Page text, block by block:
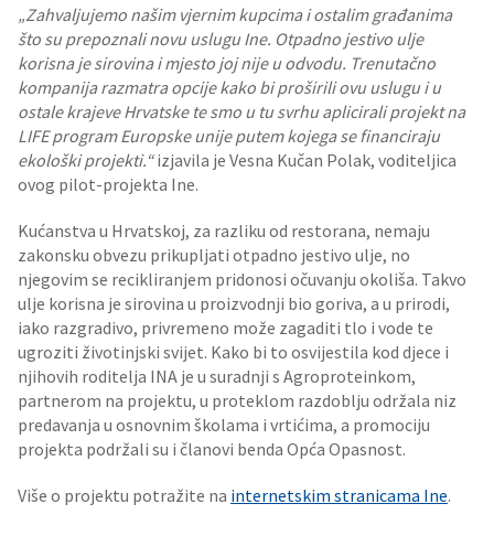
„Zahvaljujemo našim vjernim kupcima i ostalim građanima
što su prepoznali novu uslugu Ine. Otpadno jestivo ulje
korisna je sirovina i mjesto joj nije u odvodu. Trenutačno
kompanija razmatra opcije kako bi proširili ovu uslugu i u
ostale krajeve Hrvatske te smo u tu svrhu aplicirali projekt na
LIFE program Europske unije putem kojega se financiraju
ekološki projekti.“izjavila je Vesna Kučan Polak, voditeljica
ovog pilot-projekta Ine.
Kućanstva u Hrvatskoj, za razliku od restorana, nemaju
zakonsku obvezu prikupljati otpadno jestivo ulje, no
njegovim se recikliranjem pridonosi očuvanju okoliša. Takvo
ulje korisna je sirovina u proizvodnji bio goriva, a u prirodi,
iako razgradivo, privremeno može zagaditi tlo i vode te
ugroziti životinjski svijet. Kako bi to osvijestila kod djece i
njihovih roditelja INA je u suradnji s Agroproteinkom,
partnerom na projektu, u proteklom razdoblju održala niz
predavanja u osnovnim školama i vrtićima, a promociju
projekta podržali su i članovi benda Opća Opasnost.
Više o projektu potražite na internetskim stranicama Ine.